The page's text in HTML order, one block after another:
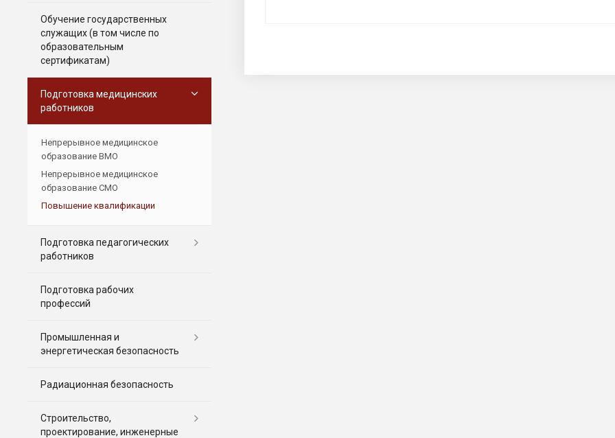
Обучение государственных
служащих (в том числе по
образовательным
сертификатам)
Подготовка медицинских
работников
Непрерывное медицинское
образование ВМО
Непрерывное медицинское
образование СМО
Повышение квалификации
Подготовка педагогических
работников
Подготовка рабочих
профессий
Промышленная и
энергетическая безопасность
Радиационная безопасность
Строительство,
проектирование, инженерные